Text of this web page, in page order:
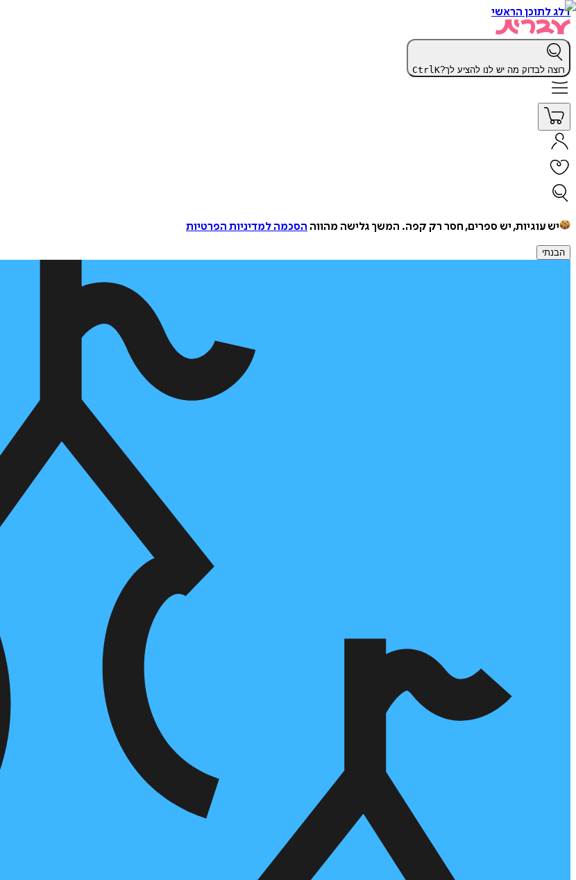
דלג לתוכן הראשי
רוצה לבדוק מה יש לנו להציע לך? CtrlK
יש עוגיות, יש ספרים, חסר רק קפה. המשך גלישה מהווה הסכמה למדיניות הפרטיות
הבנתי